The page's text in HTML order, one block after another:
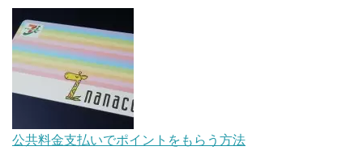
ントキャンペーン！～6/1
【解決】マリオットボンヴォイにログインできな
い、パスワード変更不可の原因はコレでした。
au Pay等に等価交換できる「えらべるギフト」がフ
ァミリマートとミニストップで登場！WAON1%還
公共料金支払いでポイントをもらう方法